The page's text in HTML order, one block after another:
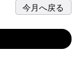
今月へ戻る